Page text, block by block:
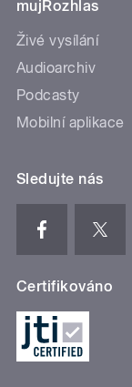
mujRozhlas
Živé vysílání
Audioarchiv
Podcasty
Mobilní aplikace
Sledujte nás
Certifikováno